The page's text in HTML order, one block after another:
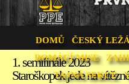
DOMŮ ČESKÝ
DOMÁCÍ MISE
TAJNÁ SEKCE
1. semifinále 2023
Staroškopek jede na